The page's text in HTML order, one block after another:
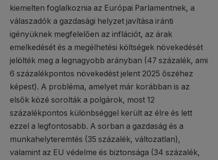
kiemelten foglalkoznia az Európai Parlamentnek, a
válaszadók a gazdasági helyzet javítása iránti
igényüknek megfelelően az inflációt, az árak
emelkedését és a megélhetési költségek növekedését
jelölték meg a legnagyobb arányban (47 százalék, ami
6 százalékpontos növekedést jelent 2025 őszéhez
képest). A probléma, amelyet már korábban is az
elsők közé sorolták a polgárok, most 12
százalékpontos különbséggel került az élre és lett
ezzel a legfontosabb. A sorban a gazdaság és a
munkahelyteremtés (35 százalék, változatlan),
valamint az EU védelme és biztonsága (34 százalék,